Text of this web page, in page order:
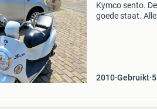
Kymco sento.
goede staat.
2010 Gebruikt